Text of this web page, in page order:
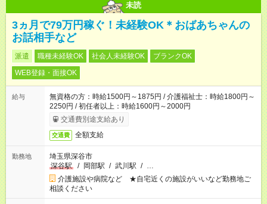
未読
3ヵ月で79万円稼ぐ！未経験OK＊おばあちゃんの
お話相手など
派遣 職種未経験OK 社会人未経験OK
ブランクOK
WEB登録・面接OK
給与
無資格の方：時給1500円～1875円 / 介護福祉士：時給1800円～
2250円 / 初任者以上：時給1600円～2000円
交通費別途支給あり
交通費 全額支給
勤務地
埼玉県深谷市
深谷駅
/ 岡部駅 / 武川駅 / …
介護施設や病院など ★自宅近くの施設がいいなど勤務地ご
相談ください